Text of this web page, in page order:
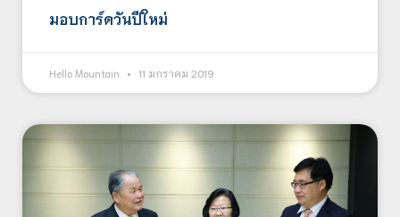
มอบการ์ดวันปีใหม่
Hello Mountain 11 มกราคม 2019